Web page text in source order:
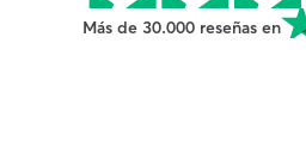
Más de 30.000 reseñas en